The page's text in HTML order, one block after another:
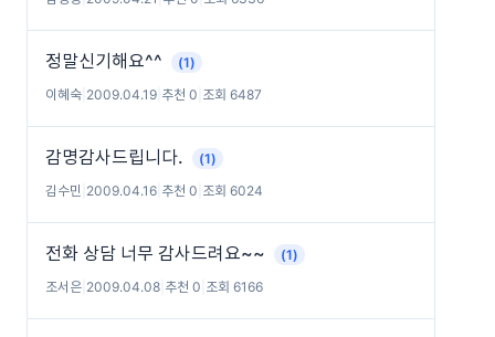
정말신기해요^^
(1)
이혜숙 2009.04.19 추천 0 조회 6487
감명감사드립니다.
(1)
김수민 2009.04.16 추천 0 조회 6024
전화 상담 너무 감사드려요~~
(1)
조서은 2009.04.08 추천 0 조회 6166